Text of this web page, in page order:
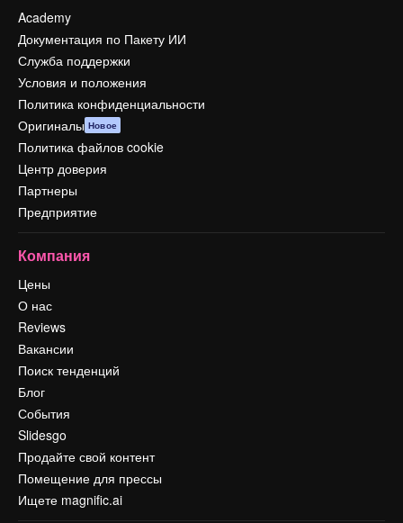
Academy
Документация по Пакету ИИ
Служба поддержки
Условия и положения
Политика конфиденциальности
Оригиналы Новое
Политика файлов cookie
Центр доверия
Партнеры
Предприятие
Компания
Цены
О нас
Reviews
Вакансии
Поиск тенденций
Блог
События
Slidesgo
Продайте свой контент
Помещение для прессы
Ищете magnific.ai